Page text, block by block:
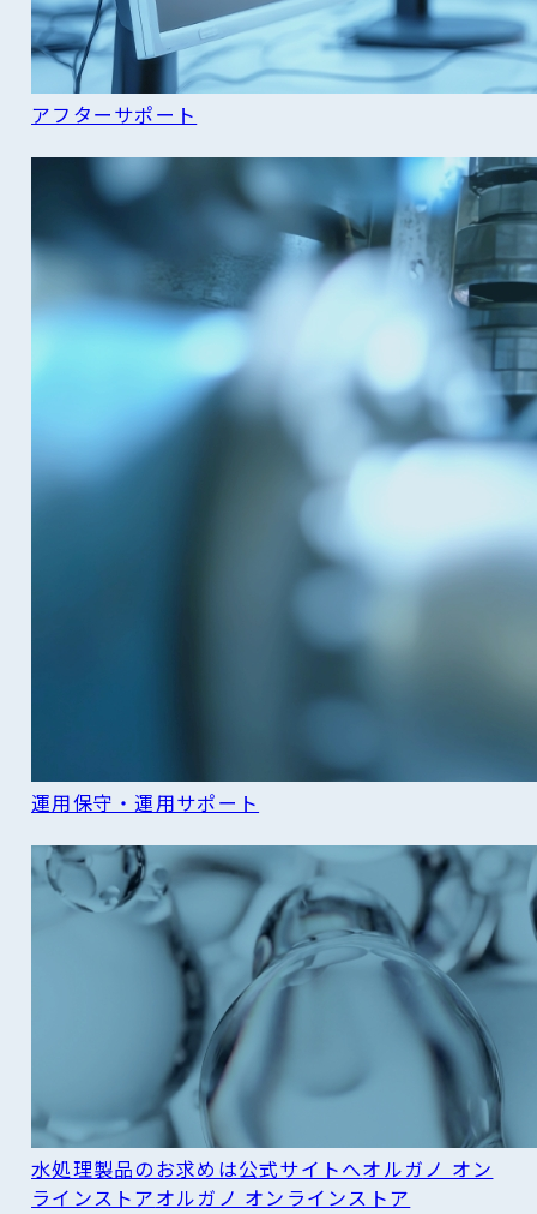
アフターサポート
運用保守・運用サポート
水処理製品のお求めは公式サイトへオルガノ オン
ラインストアオルガノ オンラインストア